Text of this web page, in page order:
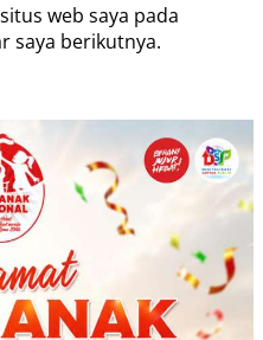
web saya pada
saya berikutnya.